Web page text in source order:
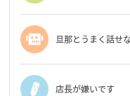
旦那とうまく話せ
店長が嫌いです